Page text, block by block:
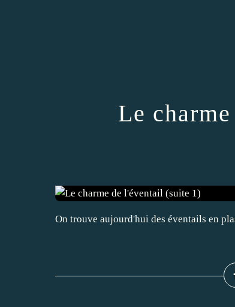
Le
On trouve aujourd'hui des éventails en